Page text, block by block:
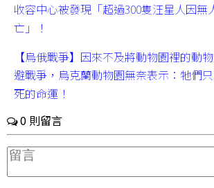
收容中心被發現「超過300隻汪星人因無
亡」！
【烏俄戰爭】因來不及將動物園裡的動
避戰爭，烏克蘭動物園無奈表示：牠們
死的命運！